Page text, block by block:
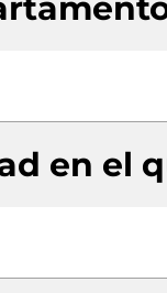
en el